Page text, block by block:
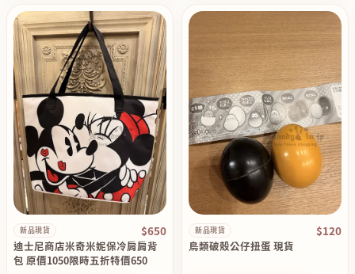
新品現貨 $650
迪士尼商店米奇米妮保冷肩肩背
包 原價1050限時五折特價650
新品現貨 $120
鳥類破殼公仔扭蛋 現貨